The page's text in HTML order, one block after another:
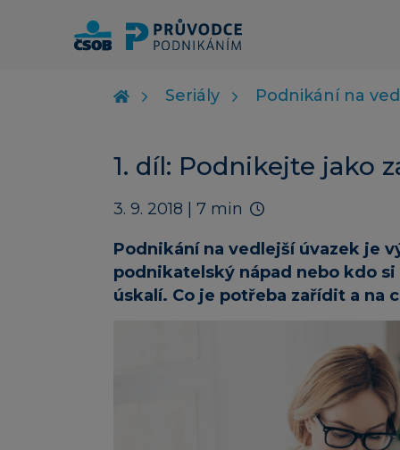
Seriály Podnikání na
1. díl: Podnikejte jako
3. 9. 2018 | 7 min
Podnikání na vedlejší úvazek je
podnikatelský nápad nebo kdo
úskalí. Co je potřeba zařídit a na